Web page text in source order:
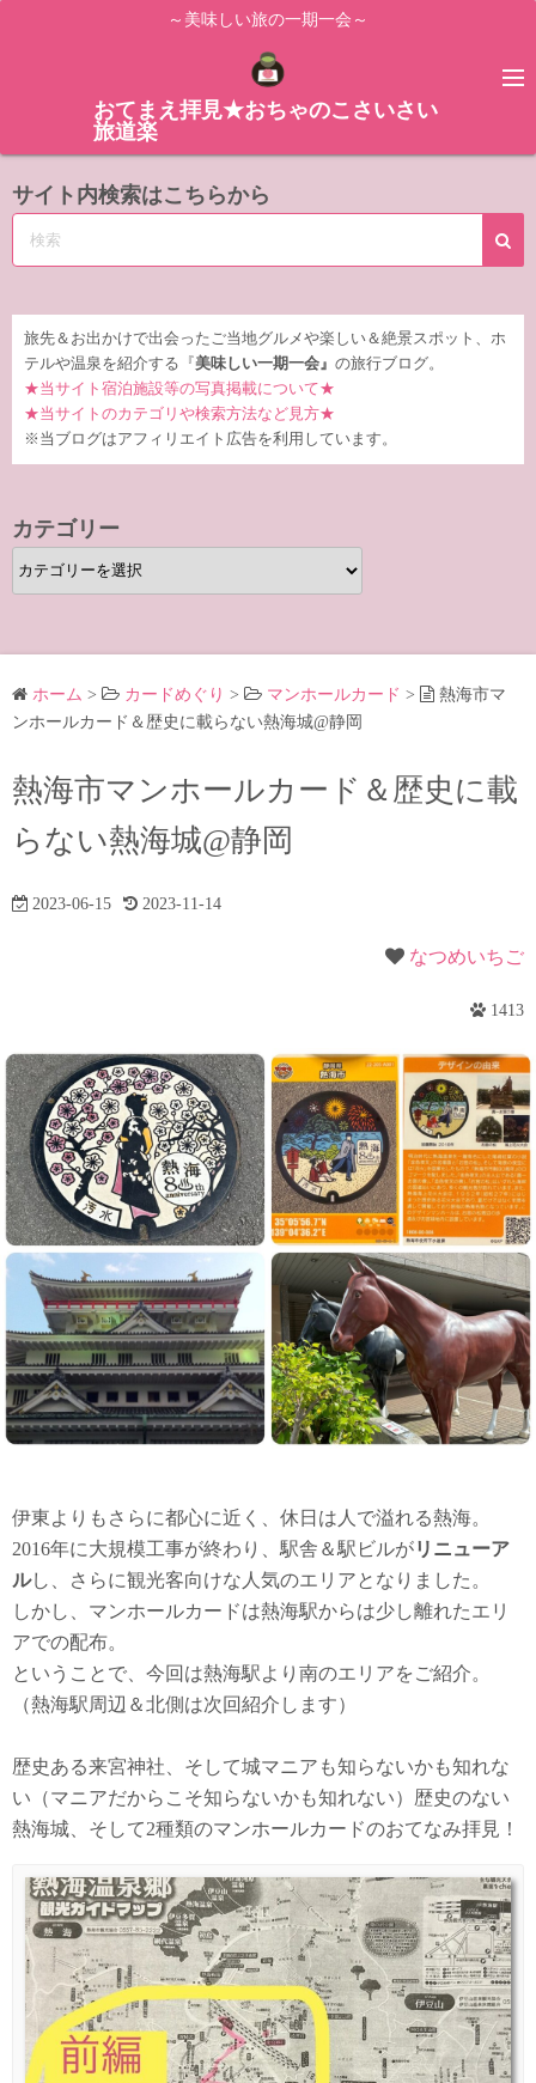
ス
ッ
～美味しい旅の一期一会～
おてまえ拝見★おちゃのこさいさい
旅道楽
サイト内検索はこちらから
旅先＆お出かけで出会ったご当地グルメや楽しい＆絶景スポット、ホ
テルや温泉を紹介する『 美味しい一期一会』 の旅行ブログ。
★当サイト宿泊施設等の写真掲載について★
★当サイトのカテゴリや検索方法など見方★
※当ブログはアフィリエイト広告を利用しています。
カテゴリー
カ
テ
リ
ー ホーム > カードめぐり > マンホールカード >
熱海市マ
ンホールカード＆歴史に載らない熱海城@静岡
熱海市マンホールカード＆歴史に載
らない熱海城@静岡
2023-06-15 2023-11-14
なつめいちご
1413
伊東よりもさらに都心に近く、休日は人で溢れる熱海。
2016年に大規模工事が終わり、駅舎＆駅ビルがリニューア
ルし、さらに観光客向けな人気のエリアとなりました。
しかし、マンホールカードは熱海駅からは少し離れたエリ
アでの配布。
ということで、今回は熱海駅より南のエリアをご紹介。
（熱海駅周辺＆北側は次回紹介します）
歴史ある来宮神社、そして城マニアも知らないかも知れな
い（マニアだからこそ知らないかも知れない）歴史のない
熱海城、そして2種類のマンホールカードのおてなみ拝見！